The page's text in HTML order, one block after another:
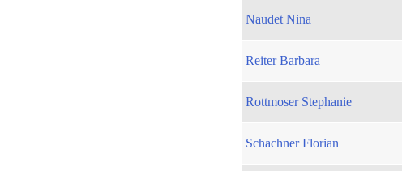
Naudet Nina
Reiter Barbara
Rottmoser Stephanie
Schachner Florian